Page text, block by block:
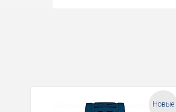
Новые